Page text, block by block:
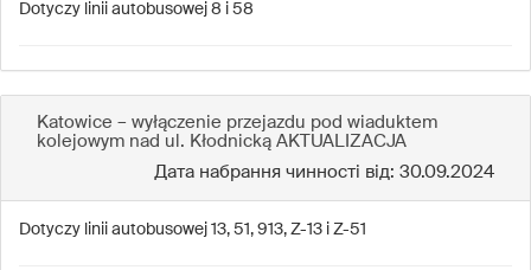
Dotyczy linii autobusowej 8 i 58
Katowice – wyłączenie przejazdu pod wiaduktem
kolejowym nad ul. Kłodnicką AKTUALIZACJA
Дата набрання чинності від: 30.09.2024
Dotyczy linii autobusowej 13, 51, 913, Z-13 i Z-51